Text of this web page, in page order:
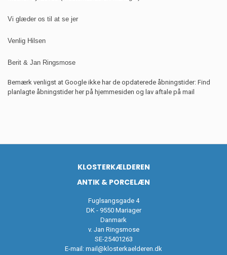
Vi glæder os til at se jer
Venlig Hilsen
Berit & Jan Ringsmose
Bemærk venligst at Google ikke har de opdaterede åbningstider: Find
planlagte åbningstider her på hjemmesiden og lav aftale på mail
KLOSTERKÆLDEREN
ANTIK & PORCELÆN
Fuglsangsgade 4
DK - 9550 Mariager
Danmark
v. Jan Ringsmose
SE-25401263
E-mail: mail@klosterkaelderen.dk